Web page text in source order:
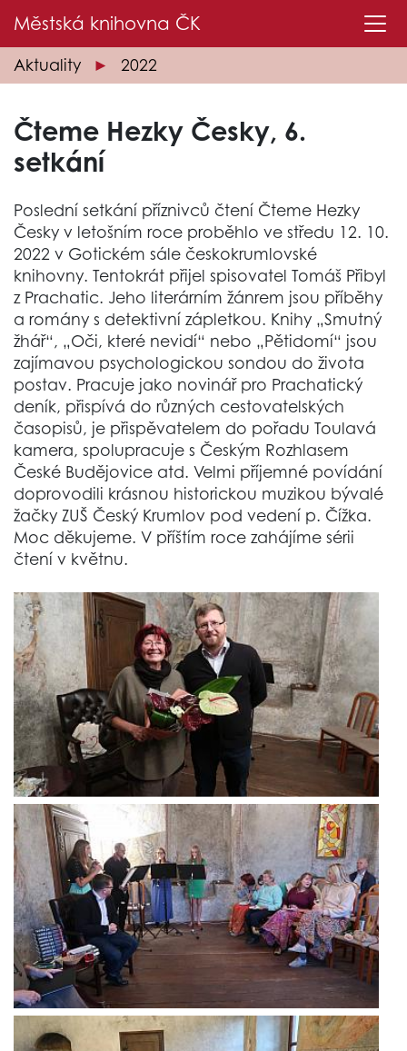
Městská knihovna ČK
Aktuality 2022
Čteme Hezky Česky, 6.
setkání
Poslední setkání příznivců čtení Čteme Hezky
Česky v letošním roce proběhlo ve středu 12. 10.
2022 v Gotickém sále českokrumlovské
knihovny. Tentokrát přijel spisovatel Tomáš Přibyl
z Prachatic. Jeho literárním žánrem jsou příběhy
a romány s detektivní zápletkou. Knihy „Smutný
žhář“, „Oči, které nevidí“ nebo „Pětidomí“ jsou
zajímavou psychologickou sondou do života
postav. Pracuje jako novinář pro Prachatický
deník, přispívá do různých cestovatelských
časopisů, je přispěvatelem do pořadu Toulavá
kamera, spolupracuje s Českým Rozhlasem
České Budějovice atd. Velmi příjemné povídání
doprovodili krásnou historickou muzikou bývalé
žačky ZUŠ Český Krumlov pod vedení p. Čížka.
Moc děkujeme. V příštím roce zahájíme sérii
čtení v květnu.